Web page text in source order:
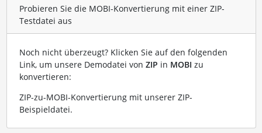
Probieren Sie die MOBI-Konvertierung mit einer ZIP-
Testdatei aus
Noch nicht überzeugt? Klicken Sie auf den folgenden
Link, um unsere Demodatei von ZIP in MOBI zu
konvertieren:
ZIP-zu-MOBI-Konvertierung mit unserer ZIP-
Beispieldatei.